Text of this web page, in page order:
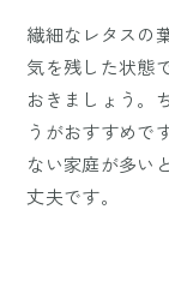
繊細なレタスの
気を残した状態
おきましょう。
うがおすすめで
ない家庭が多い
丈夫です。